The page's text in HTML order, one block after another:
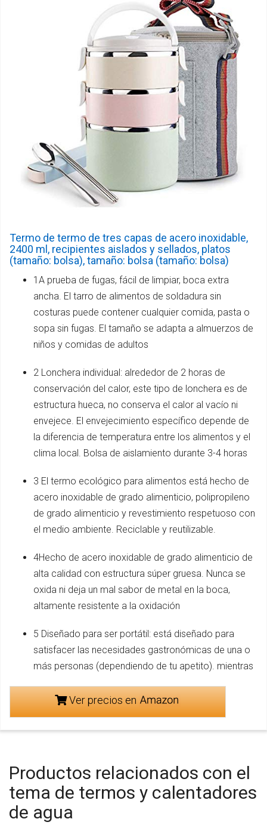
Termo de termo de tres capas de acero inoxidable,
2400 ml, recipientes aislados y sellados, platos
(tamaño: bolsa), tamaño: bolsa (tamaño: bolsa)
1A prueba de fugas, fácil de limpiar, boca extra
ancha. El tarro de alimentos de soldadura sin
costuras puede contener cualquier comida, pasta o
sopa sin fugas. El tamaño se adapta a almuerzos de
niños y comidas de adultos
2 Lonchera individual: alrededor de 2 horas de
conservación del calor, este tipo de lonchera es de
estructura hueca, no conserva el calor al vacío ni
envejece. El envejecimiento específico depende de
la diferencia de temperatura entre los alimentos y el
clima local. Bolsa de aislamiento durante 3-4 horas
3 El termo ecológico para alimentos está hecho de
acero inoxidable de grado alimenticio, polipropileno
de grado alimenticio y revestimiento respetuoso con
el medio ambiente. Reciclable y reutilizable.
4Hecho de acero inoxidable de grado alimenticio de
alta calidad con estructura súper gruesa. Nunca se
oxida ni deja un mal sabor de metal en la boca,
altamente resistente a la oxidación
5 Diseñado para ser portátil: está diseñado para
satisfacer las necesidades gastronómicas de una o
más personas (dependiendo de tu apetito). mientras
Ver precios en
Productos relacionados con el
tema de termos y calentadores
de agua